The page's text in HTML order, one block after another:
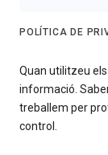
POLÍTICA DE
Quan utilitzeu
informació.
treballem per
control.